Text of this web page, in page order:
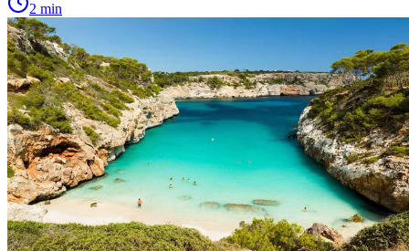
2 min